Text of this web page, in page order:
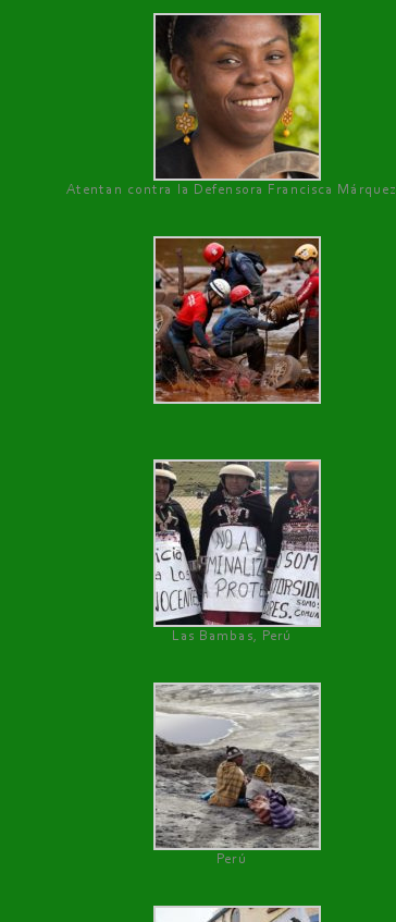
Atentan contra la Defensora Francisca Márquez
Las Bambas, Perú
Perú